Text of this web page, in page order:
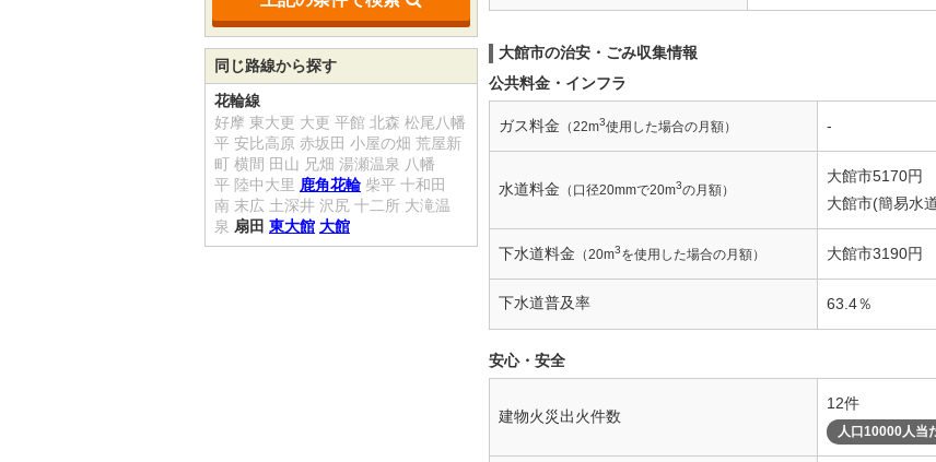
大館市の治安・ごみ収集情報
公共料金・インフラ
ガス料金 （22m3使用した場合の月額） -
水道料金 （口径20mmで20m3の月額）
大館市5170円
大館市(簡易水
下水道料金 （20m3を使用した場合の月額） 大館市3190円
下水道普及率 63.4％
安心・安全
建物火災出火件数
12件
人口10000人当
同じ路線から探す
花輪線
好摩 東大更 大更 平館 北森 松尾八幡
平 安比高原 赤坂田 小屋の畑 荒屋新
町 横間 田山 兄畑 湯瀬温泉 八幡
平 陸中大里 鹿角花輪 柴平 十和田
南 末広 土深井 沢尻 十二所 大滝温
泉 扇田 東大館 大館